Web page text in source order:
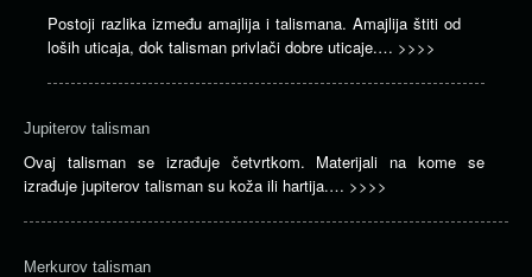
Postoji razlika između amajlija i talismana. Amajlija štiti od
loših uticaja, dok talisman privlači dobre uticaje.… >>>>
Jupiterov talisman
Ovaj talisman se izrađuje četvrtkom. Materijali na kome se
izrađuje jupiterov talisman su koža ili hartija.… >>>>
Merkurov talisman